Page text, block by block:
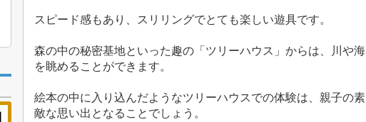
スピード感もあり、スリリングでとても楽しい遊具です。
森の中の秘密基地といった趣の「ツリーハウス」からは、川や海
を眺めることができます。
絵本の中に入り込んだようなツリーハウスでの体験は、親子の素
敵な思い出となることでしょう。